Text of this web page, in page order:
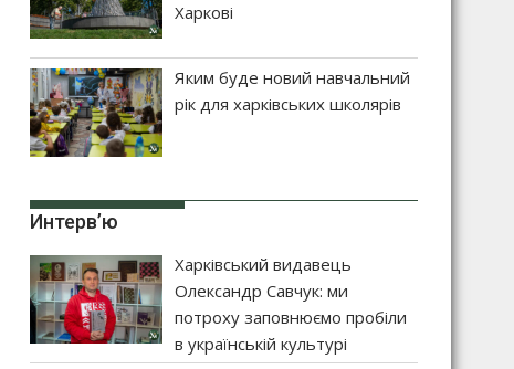
Харкові
Яким буде новий навчальний
рік для харківських школярів
Интерв’ю
Харківський видавець
Олександр Савчук: ми
потроху заповнюємо пробіли
в українській культурі